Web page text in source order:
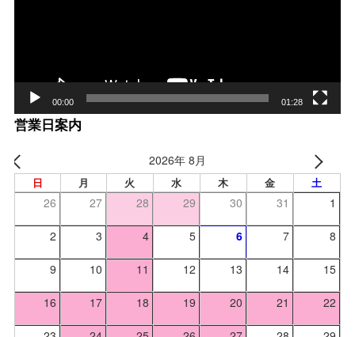
00:00 01:28
営業日案内
2026年 8月
日 月 火 水 木 金 土
26 27 28 29 30 31 1
2 3 4 5 6 7 8
9 10 11 12 13 14 15
16 17 18 19 20 21 22